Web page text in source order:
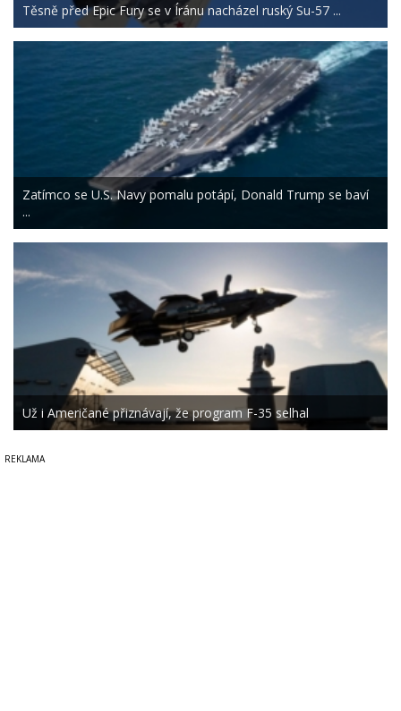
Těsně před Epic Fury se v Íránu nacházel ruský Su-57 ...
Zatímco se U.S. Navy pomalu potápí, Donald Trump se baví
...
Už i Američané přiznávají, že program F-35 selhal